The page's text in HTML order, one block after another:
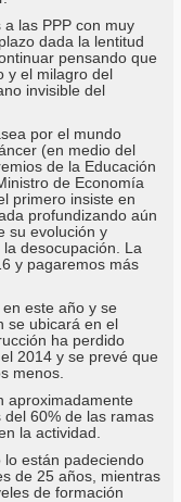
las PPP con muy
dada la lentitud
pensando que
y el milagro del
invisible del
por el mundo
(en medio del
de la Educación
de Economía
primero insiste en
profundizando aún
su evolución y
desocupación. La
y pagaremos más
este año y se
se ubicará en el
ha perdido
2014 y se prevé que
menos.
aproximadamente
60% de las ramas
la actividad.
están padeciendo
de 25 años, mientras
de formación